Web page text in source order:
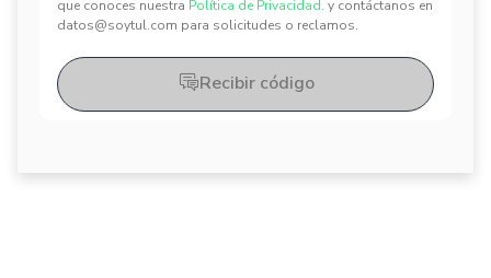
que conoces nuestra Política de Privacidad. y contáctanos en
datos@soytul.com para solicitudes o reclamos.
Recibir código